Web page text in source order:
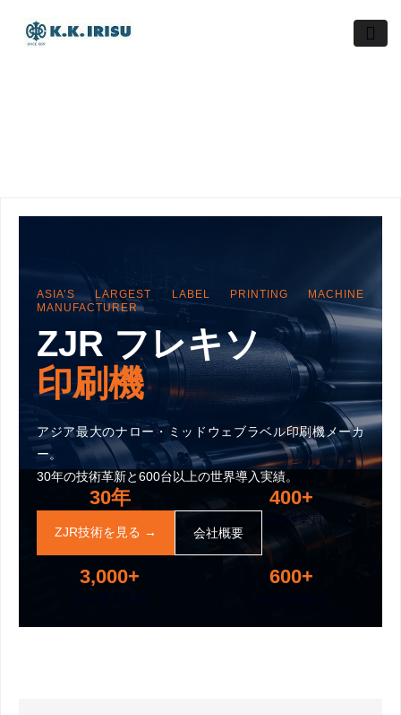
ASIA’S LARGEST LABEL PRINTING MACHINE
MANUFACTURER
ZJR フレキソ
印刷機
アジア最大のナロー・ミッドウェブラベル印刷機メーカ
ー。
30年の技術革新と600台以上の世界導入実績。
ZJR技術を見る → 会社概要
30年 400+
名の従業員
3,000+ 600+